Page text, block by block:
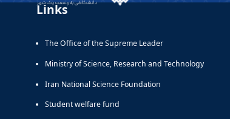
Links
The Office of the Supreme Leader
Ministry of Science, Research and Technology
Iran National Science Foundation
Student welfare fund